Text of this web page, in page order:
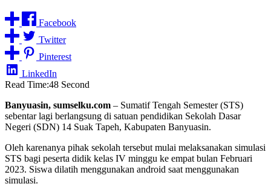
Facebook
Twitter
Pinterest
LinkedIn
Read Time:48 Second
Banyuasin, sumselku.com – Sumatif Tengah Semester (STS)
sebentar lagi berlangsung di satuan pendidikan Sekolah Dasar
Negeri (SDN) 14 Suak Tapeh, Kabupaten Banyuasin.
Oleh karenanya pihak sekolah tersebut mulai melaksanakan simulasi
STS bagi peserta didik kelas IV minggu ke empat bulan Februari
2023. Siswa dilatih menggunakan android saat menggunakan
simulasi.